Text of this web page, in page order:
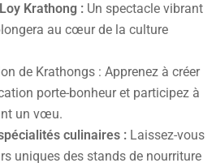
Krathong :Un spectacle vibrant
au cœur de la culture
de Krathongs : Apprenez à créer
porte-bonheur et participez à
un vœu.
culinaires :Laissez-vous
uniques des stands de nourriture